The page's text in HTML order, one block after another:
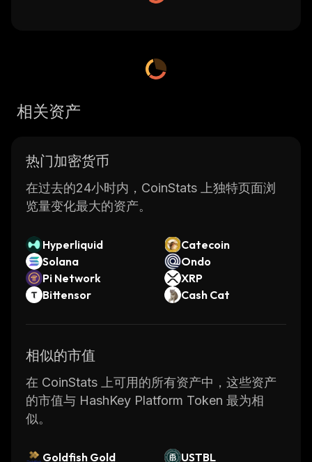
相关资产
热门加密货币
在过去的24小时内，CoinStats 上独特页面浏
览量变化最大的资产。
Hyperliquid
Catecoin
Solana
Ondo
Pi Network
XRP
Bittensor
Cash Cat
相似的市值
在 CoinStats 上可用的所有资产中，这些资产
的市值与 HashKey Platform Token 最为相
似。
Goldfish Gold
USTBL